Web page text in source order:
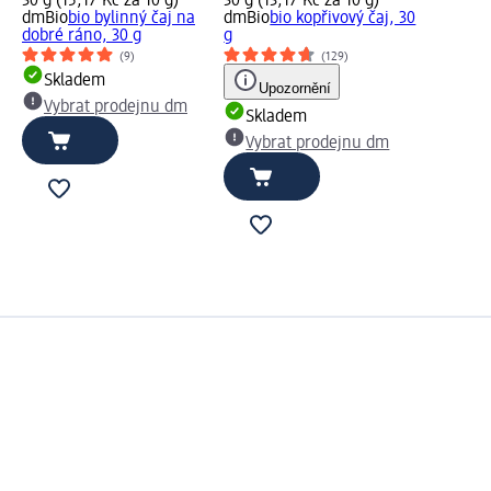
dmBiobio bylinný čaj na
dobré ráno, 30 g
(9)
Skladem
Vybrat prodejnu dm
dmBiobio kopřivový čaj, 30
g
(129)
Upozornění
Skladem
Vybrat prodejnu dm